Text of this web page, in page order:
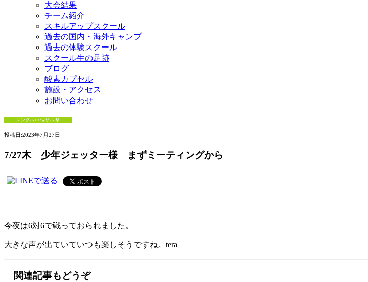
大会結果
チーム紹介
スキルアップスクール
過去の国内・海外キャンプ
過去の体験スクール
スクール生の足跡
ブログ
酸素カプセル
施設・アクセス
お問い合わせ
レンタル or 個サル 祭
投稿日:2023年7月27日
7/27木 少年ジェッター様 まずミーティングから
今夜は6対6で戦っておられました。
大きな声が出ていていつも楽しそうですね。tera
関連記事もどうぞ